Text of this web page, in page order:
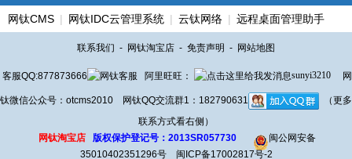
网钛CMS | 网钛IDC云管理系统 | 云钛网络 | 远程桌面管理助手
联系我们 - 网钛淘宝店 - 免责声明 - 网站地图
客服QQ:877873666 阿里旺旺： sunyi3210 网
钛微信公众号：otcms2010 网钛QQ交流群1：182790631
（更多
联系方式看右侧）
网钛淘宝店
版权保护登记号：2013SR057730
闽公网安备
35010402351296号
闽ICP备17002817号-2